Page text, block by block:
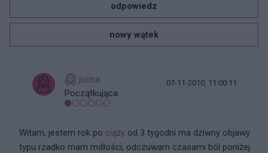
odpowiedz
nowy wątek
jucha
Początkująca
07-11-2010, 11:00:11
Witam, jestem rok po ciąży od 3 tygodni ma dziwny objawy
typu rzadko mam mdłości, odczuwam czasami ból poniżej